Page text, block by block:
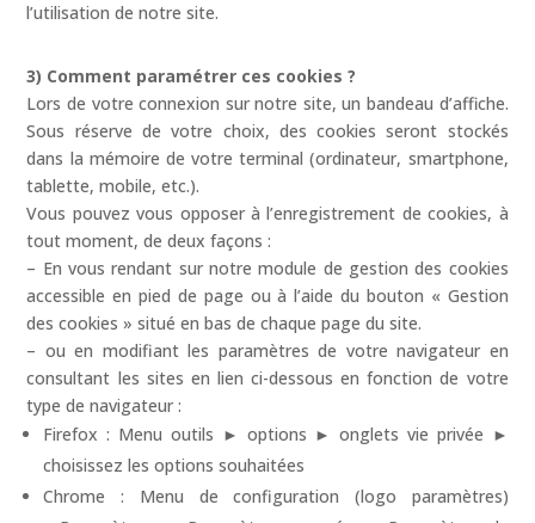
l’utilisation de notre site.
3) Comment paramétrer ces cookies ?
Lors de votre connexion sur notre site, un bandeau d’affiche.
Sous réserve de votre choix, des cookies seront stockés
dans la mémoire de votre terminal (ordinateur, smartphone,
tablette, mobile, etc.).
Vous pouvez vous opposer à l’enregistrement de cookies, à
tout moment, de deux façons :
– En vous rendant sur notre module de gestion des cookies
accessible en pied de page ou à l’aide du bouton « Gestion
des cookies » situé en bas de chaque page du site.
– ou en modifiant les paramètres de votre navigateur en
consultant les sites en lien ci-dessous en fonction de votre
type de navigateur :
Firefox : Menu outils ► options ► onglets vie privée ►
choisissez les options souhaitées
Chrome : Menu de configuration (logo paramètres)